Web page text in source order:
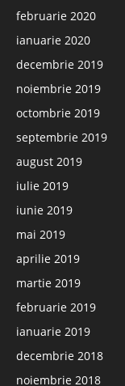
februarie 2020
ianuarie 2020
decembrie 2019
noiembrie 2019
octombrie 2019
septembrie 2019
august 2019
iulie 2019
iunie 2019
mai 2019
aprilie 2019
martie 2019
februarie 2019
ianuarie 2019
decembrie 2018
noiembrie 2018